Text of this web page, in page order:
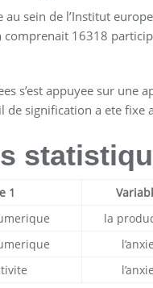
au sein de l’Institut
comprenait 16318
s’est appuyee sur
de signification a ete fixe
1
la